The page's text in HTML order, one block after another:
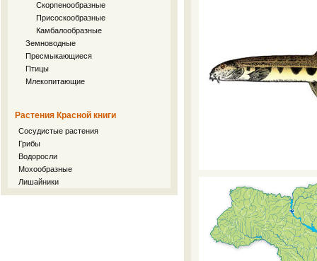
Скорпенообразные
Присоскообразные
Камбалообразные
Земноводные
Пресмыкающиеся
Птицы
Млекопитающие
Растения Красной книги
Сосудистые растения
Грибы
Водоросли
Мохообразные
Лишайники